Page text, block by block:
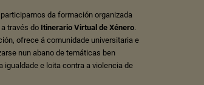
da formación organizada
través do Itinerario Virtual de Xénero.
ofrece á comunidade universitaria e
nun abano de temáticas ben
e loita contra a violencia de